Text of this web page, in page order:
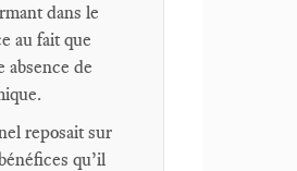
dans le
au fait que
absence de
reposait sur
qu’il